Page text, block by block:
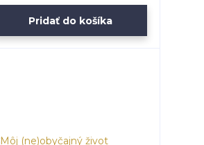
Pridať do košíka